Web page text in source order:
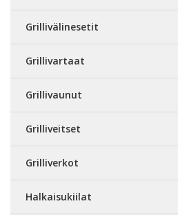
Grillivälinesetit
Grillivartaat
Grillivaunut
Grilliveitset
Grilliverkot
Halkaisukiilat